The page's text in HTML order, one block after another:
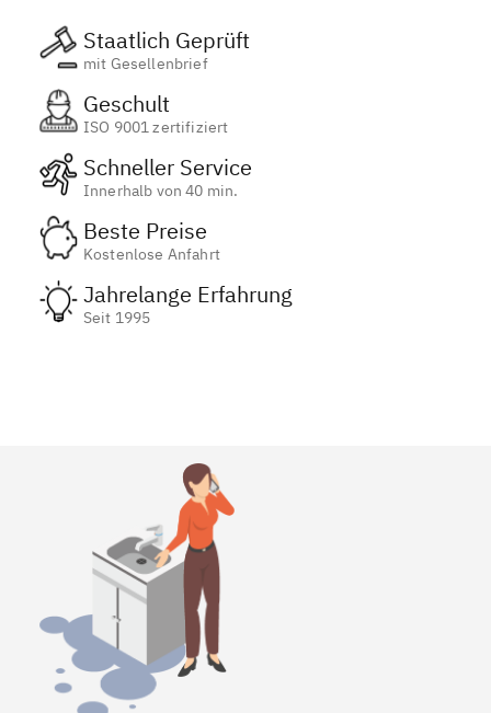
Staatlich Geprüft
mit Gesellenbrief
Geschult
ISO 9001 zertifiziert
Schneller Service
Innerhalb von 40 min.
Beste Preise
Kostenlose Anfahrt
Jahrelange Erfahrung
Seit 1995